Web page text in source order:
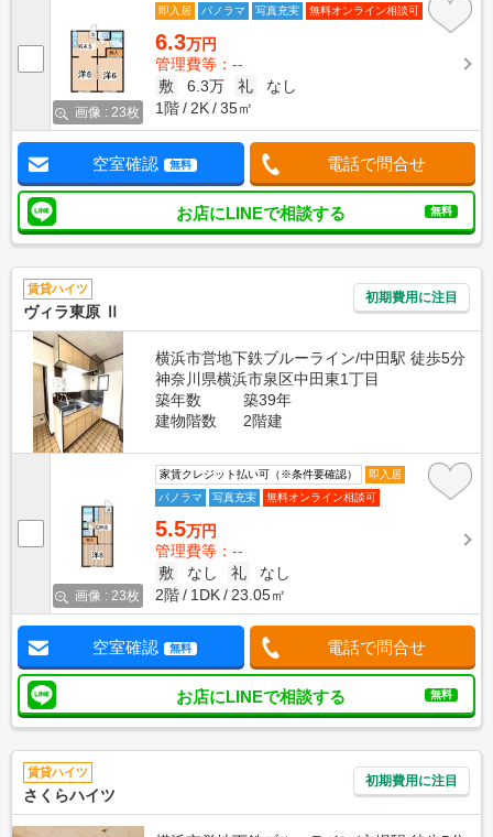
画像 : 23枚
即入居 パノラマ 写真充実 無料オンライン相談可
6.3万円
管理費等：--
敷
6.3万 礼
なし
1階
2K 35㎡
空室確認 無料 電話で問合せ
お店にLINEで相談する 無料
賃貸ハイツ
ヴィラ東原 Ⅱ
初期費用に注目
横浜市営地下鉄ブルーライン/中田駅 徒歩5分
神奈川県横浜市泉区中田東1丁目
築年数
築39年
建物階数
2階建
画像 : 23枚
家賃クレジット払い可（※条件要確認）
即入居
パノラマ
写真充実 無料オンライン相談可
5.5万円
管理費等：--
敷
なし 礼
なし
2階
1DK 23.05㎡
空室確認 無料 電話で問合せ
お店にLINEで相談する 無料
賃貸ハイツ
さくらハイツ
初期費用に注目